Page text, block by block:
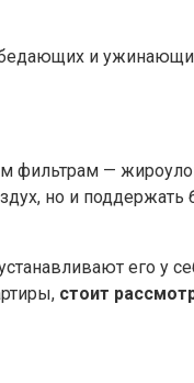
и
фильтрам —
но и
его у
стоит